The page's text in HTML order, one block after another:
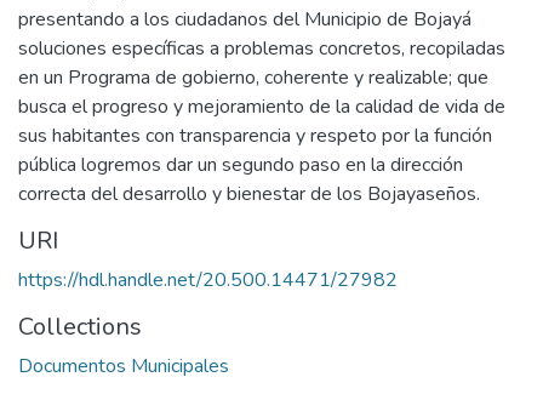
presentando a los ciudadanos del Municipio de Bojayá
soluciones específicas a problemas concretos, recopiladas
en un Programa de gobierno, coherente y realizable; que
busca el progreso y mejoramiento de la calidad de vida de
sus habitantes con transparencia y respeto por la función
pública logremos dar un segundo paso en la dirección
correcta del desarrollo y bienestar de los Bojayaseños.
URI
https://hdl.handle.net/20.500.14471/27982
Collections
Documentos Municipales